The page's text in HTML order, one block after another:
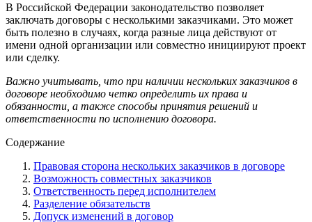
В Российской Федерации законодательство позволяет
заключать договоры с несколькими заказчиками. Это может
быть полезно в случаях, когда разные лица действуют от
имени одной организации или совместно инициируют проект
или сделку.
Важно учитывать, что при наличии нескольких заказчиков в
договоре необходимо четко определить их права и
обязанности, а также способы принятия решений и
ответственности по исполнению договора.
Содержание
Правовая сторона нескольких заказчиков в договоре
Возможность совместных заказчиков
Ответственность перед исполнителем
Разделение обязательств
Допуск изменений в договор